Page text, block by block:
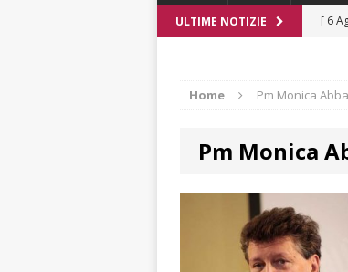
ULTIME NOTIZIE [ 6
[ 6
Home Pm Monica
Pm Monica